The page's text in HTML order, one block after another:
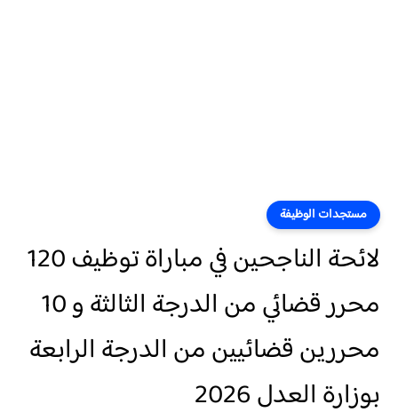
مستجدات الوظيفة
لائحة الناجحين في مباراة توظيف 120
محرر قضائي من الدرجة الثالثة و 10
محررين قضائيين من الدرجة الرابعة
بوزارة العدل 2026